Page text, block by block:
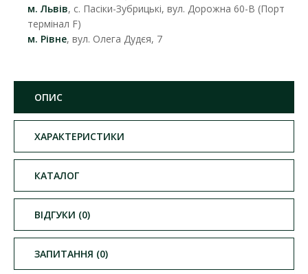
м. Львів, с. Пасіки-Зубрицькі, вул. Дорожна 60-В (Порт
термінал F)
м. Рівне, вул. Олега Дудєя, 7
ОПИС
ХАРАКТЕРИСТИКИ
КАТАЛОГ
ВІДГУКИ (0)
ЗАПИТАННЯ (0)